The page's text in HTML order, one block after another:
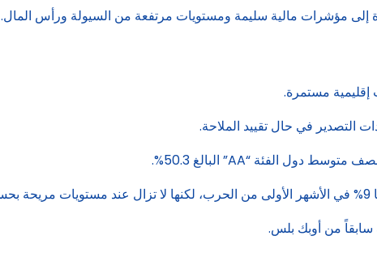
إلى مؤشرات مالية سليمة ومستويات مرتفعة من السيولة ورأس المال.
التصدير في حال تقييد الملاحة.